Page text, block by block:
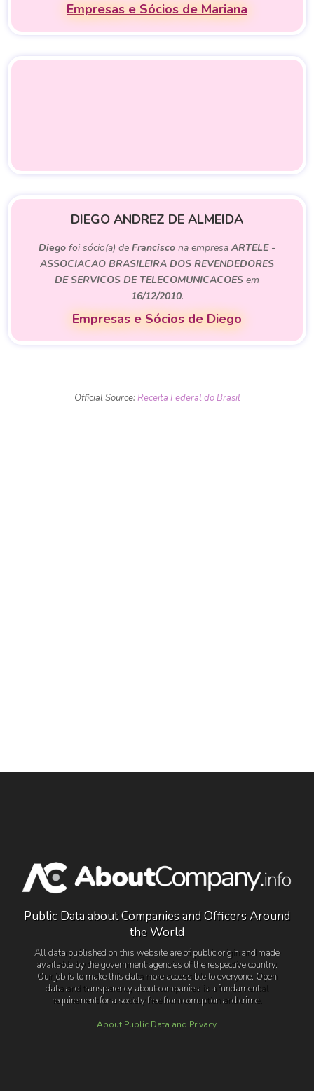
Empresas e Sócios de Mariana
DIEGO ANDREZ DE ALMEIDA
Diego foi sócio(a) de Francisco na empresa ARTELE -
ASSOCIACAO BRASILEIRA DOS REVENDEDORES
DE SERVICOS DE TELECOMUNICACOES em
16/12/2010.
Empresas e Sócios de Diego
Official Source:Receita Federal do Brasil
Public Data about Companies and Officers Around
the World
All data published on this website are of public origin and made
available by the government agencies of the respective country.
Our job is to make this data more accessible to everyone. Open
data and transparency about companies is a fundamental
requirement for a society free from corruption and crime.
About Public Data and Privacy